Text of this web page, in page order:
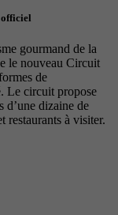
officiel
gourmand de la
le nouveau Circuit
de
Le circuit propose
d’une dizaine de
restaurants à visiter.